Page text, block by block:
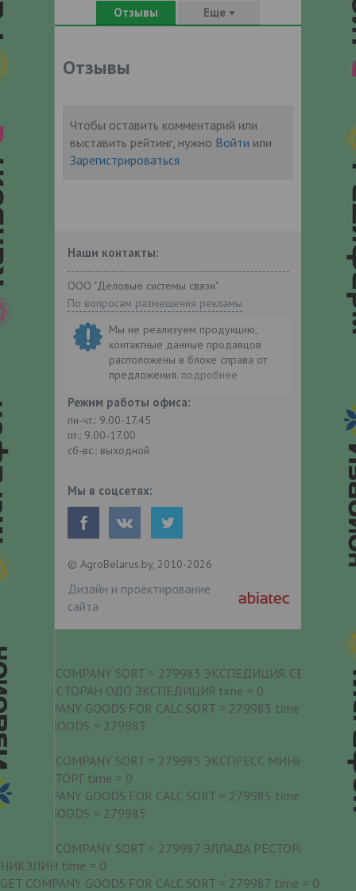
Отзывы Еще
Отзывы
Чтобы оставить комментарий или
выставить рейтинг, нужно Войти или
Зарегистрироваться
Наши контакты:
ООО "Деловые системы связи"
По вопросам размещения рекламы
Мы не реализуем продукцию,
контактные данные продавцов
расположены в блоке справа от
предложения. подробнее
Режим работы офиса:
пн-чт.: 9.00-17.45
пт.: 9.00-17.00
сб-вс.: выходной
Мы в соцсетях:
© AgroBelarus.by, 2010-2026
Дизайн и проектирование
сайта
PREPARE COMPANY SORT = 279983 ЭКСПЕДИЦИЯ. СЕВЕРНАЯ
КУХНЯ РЕСТОРАН ОДО ЭКСПЕДИЦИЯ time = 0
GET COMPANY GOODS FOR CALC SORT = 279983 time = 0
SKIP NO GOODS = 279983
PREPARE COMPANY SORT = 279985 ЭКСПРЕСС МИНИ-КАФЕ
ООО ЛИНТОРГ time = 0
GET COMPANY GOODS FOR CALC SORT = 279985 time = 0
SKIP NO GOODS = 279985
PREPARE COMPANY SORT = 279987 ЭЛЛАДА РЕСТОРАН ООО
НИКЭЛИН time = 0
GET COMPANY GOODS FOR CALC SORT = 279987 time = 0